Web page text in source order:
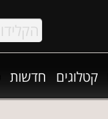
קטלוגים חדשות